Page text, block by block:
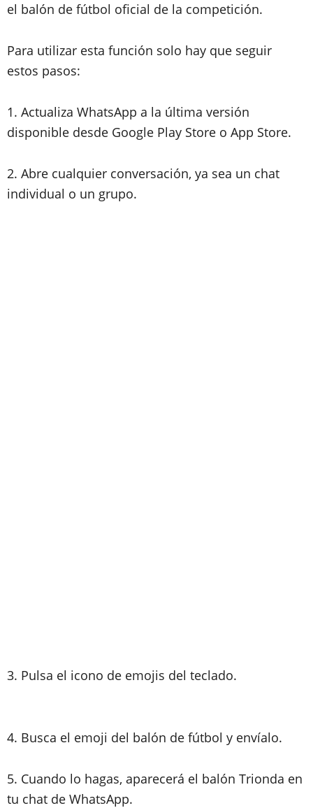
el balón de fútbol oficial de la competición.
Para utilizar esta función solo hay que seguir
estos pasos:
1. Actualiza WhatsApp a la última versión
disponible desde Google Play Store o App Store.
2. Abre cualquier conversación, ya sea un chat
individual o un grupo.
3. Pulsa el icono de emojis del teclado.
4. Busca el emoji del balón de fútbol y envíalo.
5. Cuando lo hagas, aparecerá el balón Trionda en
tu chat de WhatsApp.